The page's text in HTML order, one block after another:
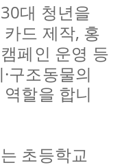
대 청년을
카드 제작, 홍
캠페인 운영 등
·구조동물의
할을 합니
초등학교